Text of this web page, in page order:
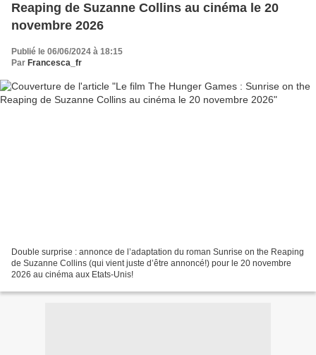
Reaping de Suzanne Collins au cinéma le 20
novembre 2026
Publié le 06/06/2024 à 18:15
Par Francesca_fr
Double surprise : annonce de l’adaptation du roman Sunrise on the Reaping
de Suzanne Collins (qui vient juste d’être annoncé!) pour le 20 novembre
2026 au cinéma aux Etats-Unis!